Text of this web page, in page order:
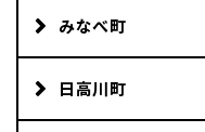
みなべ町
日高川町